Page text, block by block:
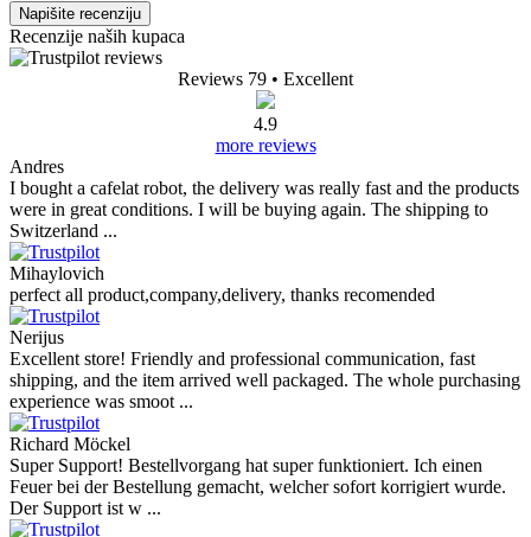
Napišite recenziju
Recenzije naših kupaca
Reviews 79 • Excellent
4.9
more reviews
Andres
I bought a cafelat robot, the delivery was really fast and the products
were in great conditions. I will be buying again. The shipping to
Switzerland ...
Mihaylovich
perfect all product,company,delivery, thanks recomended
Nerijus
Excellent store! Friendly and professional communication, fast
shipping, and the item arrived well packaged. The whole purchasing
experience was smoot ...
Richard Möckel
Super Support! Bestellvorgang hat super funktioniert. Ich einen
Feuer bei der Bestellung gemacht, welcher sofort korrigiert wurde.
Der Support ist w ...